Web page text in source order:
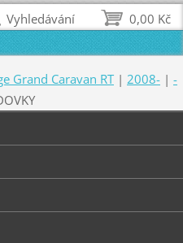
Grand Caravan RT | 2008- | -
0,00 Kč
Vyhledávání